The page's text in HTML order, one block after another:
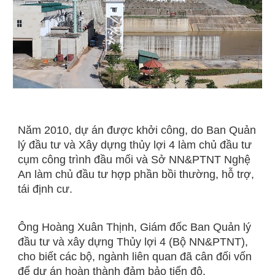
Năm 2010, dự án được khởi công, do Ban Quản
lý đầu tư và Xây dựng thủy lợi 4 làm chủ đầu tư
cụm công trình đầu mối và Sở NN&PTNT Nghệ
An làm chủ đầu tư hợp phần bồi thường, hỗ trợ,
tái định cư.
Ông Hoàng Xuân Thịnh, Giám đốc Ban Quản lý
đầu tư và xây dựng Thủy lợi 4 (Bộ NN&PTNT),
cho biết các bộ, ngành liên quan đã cân đối vốn
để dự án hoàn thành đảm bảo tiến độ.